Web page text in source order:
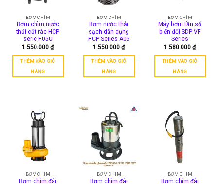
chọn
có
thể
được
chọn
trên
trang
BƠM CHÌM
Bơm chìm nước
thải cắt rác HCP
serie F05U
1.550.000₫
THÊM VÀO GIỎ
HÀNG
BƠM CHÌM
Bơm nước thải
sạch dân dụng
HCP Series A05
1.550.000₫
THÊM VÀO GIỎ
HÀNG
BƠM CHÌM
Máy bơm tần số
biến đổi SDP-VF
Series
1.580.000₫
THÊM VÀO GIỎ
HÀNG
BƠM CHÌM
Bơm chìm đài
BƠM CHÌM
Bơm chìm đài
BƠM CHÌM
Bơm chìm đài